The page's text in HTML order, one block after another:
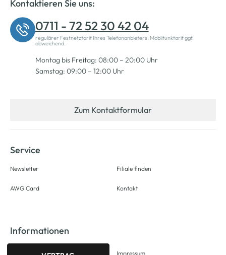
Kontaktieren Sie uns:
0711 - 72 52 30 42 04
regulärer Festnetztarif Ihres Telefonanbieters, Mobilfunktarif ggf.
abweichend.
Montag bis Freitag: 08:00 – 20:00 Uhr
Samstag: 09:00 – 12:00 Uhr
Zum Kontaktformular
Service
Newsletter
AWG Card
Filiale finden
Kontakt
Informationen
Impressum